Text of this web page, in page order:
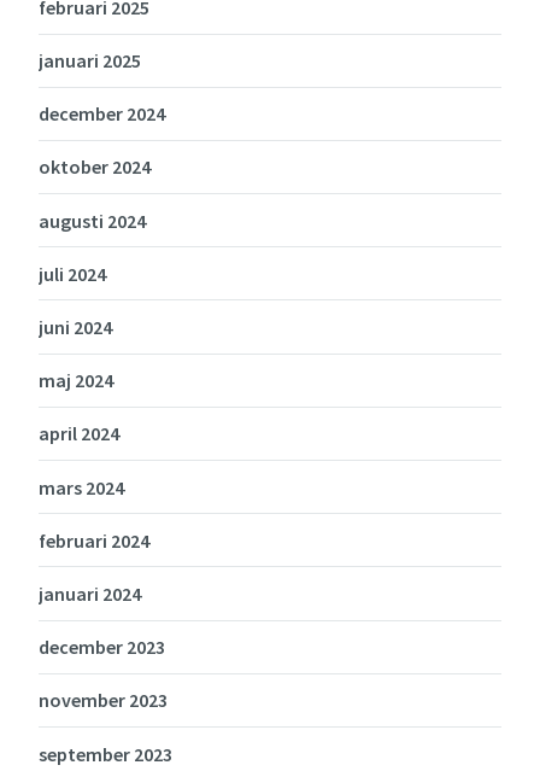
februari 2025
januari 2025
december 2024
oktober 2024
augusti 2024
juli 2024
juni 2024
maj 2024
april 2024
mars 2024
februari 2024
januari 2024
december 2023
november 2023
september 2023